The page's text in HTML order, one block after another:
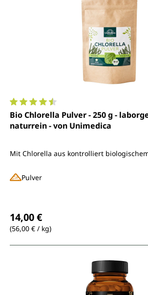
Durchschnittliche Bewertung von 4.6
Bio Chlorella Pulver - 250 g - laborgeprüft und
naturrein - von Unimedica
Mit Chlorella aus kontrolliert
Pulver
14,00 €
(56,00 € / kg)